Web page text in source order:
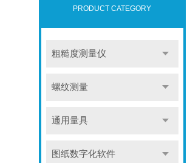
PRODUCT CATEGORY
粗糙度测量仪
螺纹测量
通用量具
图纸数字化软件